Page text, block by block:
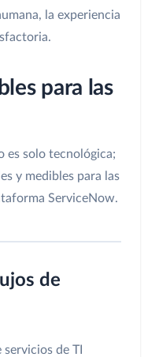
la experiencia
para las
es solo tecnológica;
y medibles para las
ServiceNow.
de
de TI